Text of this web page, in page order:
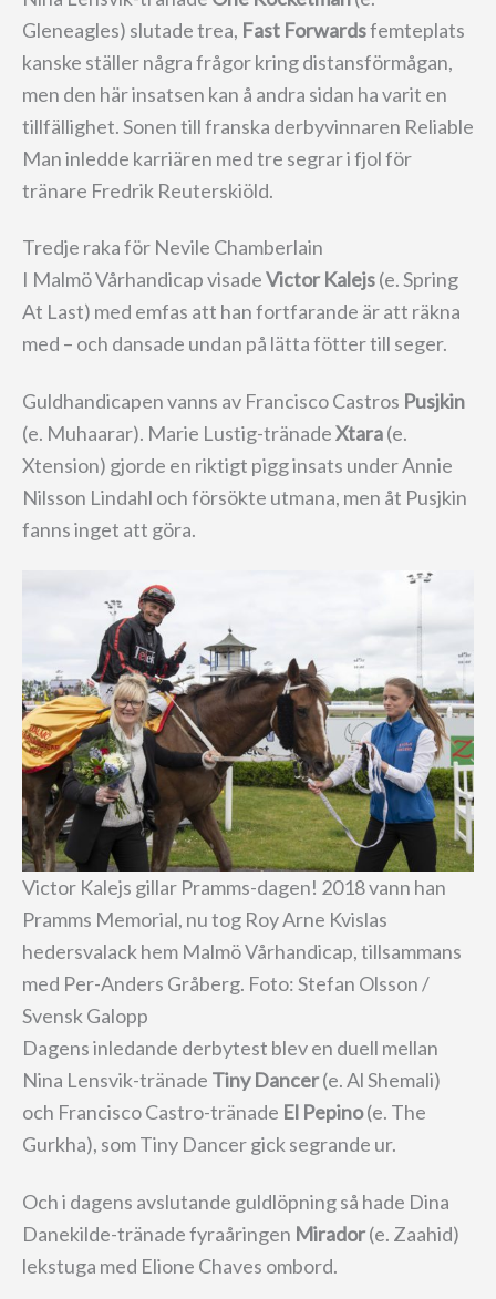
Gleneagles) slutade trea, Fast Forwardsfemteplats
kanske ställer några frågor kring distansförmågan,
men den här insatsen kan å andra sidan ha varit en
tillfällighet. Sonen till franska derbyvinnaren Reliable
Man inledde karriären med tre segrar i fjol för
tränare Fredrik Reuterskiöld.
Tredje raka för Nevile Chamberlain
I Malmö Vårhandicap visadeVictor Kalejs(e. Spring
At Last) med emfas att han fortfarande är att räkna
med – och dansade undan på lätta fötter till seger.
Guldhandicapen vanns av Francisco Castros Pusjkin
(e. Muhaarar). Marie Lustig-tränadeXtara(e.
Xtension) gjorde en riktigt pigg insats under Annie
Nilsson Lindahl och försökte utmana, men åt Pusjkin
fanns inget att göra.
Victor Kalejs gillar Pramms-dagen! 2018 vann han
Pramms Memorial, nu tog Roy Arne Kvislas
hedersvalack hem Malmö Vårhandicap, tillsammans
med Per-Anders Gråberg. Foto: Stefan Olsson /
Svensk Galopp
Dagens inledande derbytest blev en duell mellan
Nina Lensvik-tränade Tiny Dancer(e. Al Shemali)
och Francisco Castro-tränade El Pepino(e. The
Gurkha), som Tiny Dancer gick segrande ur.
Och i dagens avslutande guldlöpning så hade Dina
Danekilde-tränade fyraåringen Mirador(e. Zaahid)
lekstuga med Elione Chaves ombord.